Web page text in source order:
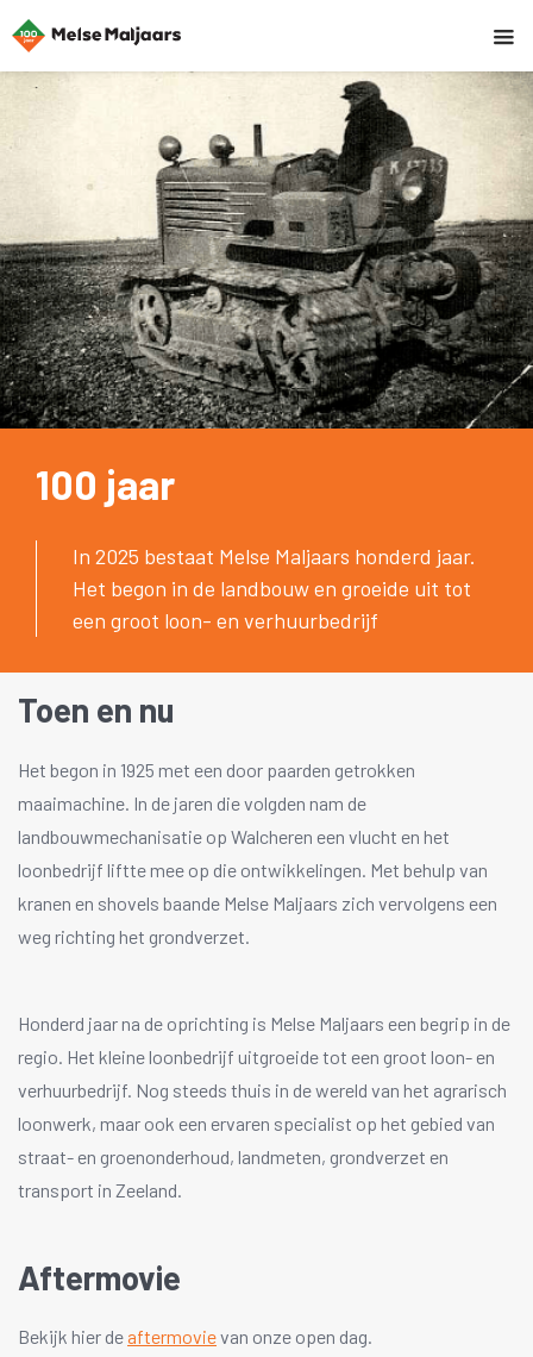
100 jaar
In 2025 bestaat Melse Maljaars honderd jaar.
Het begon in de landbouw en groeide uit tot
een groot loon- en verhuurbedrijf
Toen en nu
Het begon in 1925 met een door paarden getrokken
maaimachine. In de jaren die volgden nam de
landbouwmechanisatie op Walcheren een vlucht en het
loonbedrijf liftte mee op die ontwikkelingen. Met behulp van
kranen en shovels baande Melse Maljaars zich vervolgens een
weg richting het grondverzet.
Honderd jaar na de oprichting is Melse Maljaars een begrip in de
regio. Het kleine loonbedrijf uitgroeide tot een groot loon- en
verhuurbedrijf. Nog steeds thuis in de wereld van het agrarisch
loonwerk, maar ook een ervaren specialist op het gebied van
straat- en groenonderhoud, landmeten, grondverzet en
transport in Zeeland.
Aftermovie
Bekijk hier deaftermovievan onze open dag.